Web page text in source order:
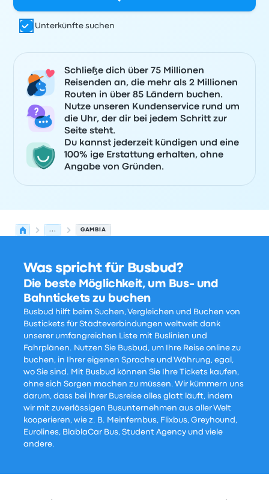
Unterkünfte suchen
Schließe dich über 75 Millionen
Reisenden an, die mehr als 2 Millionen
Routen in über 85 Ländern buchen.
Nutze unseren Kundenservice rund um
die Uhr, der dir bei jedem Schritt zur
Seite steht.
Du kannst jederzeit kündigen und eine
100% ige Erstattung erhalten, ohne
Angabe von Gründen.
... GAMBIA
Was spricht für Busbud?
Die beste Möglichkeit, um Bus- und
Bahntickets zu buchen
Busbud hilft beim Suchen, Vergleichen und Buchen von
Bustickets für Städteverbindungen weltweit dank
unserer umfangreichen Liste mit Buslinien und
Fahrplänen. Nutzen Sie Busbud, um Ihre Reise online zu
buchen, in Ihrer eigenen Sprache und Währung, egal,
wo Sie sind. Mit Busbud können Sie Ihre Tickets kaufen,
ohne sich Sorgen machen zu müssen. Wir kümmern uns
darum, dass bei Ihrer Busreise alles glatt läuft, indem
wir mit zuverlässigen Busunternehmen aus aller Welt
kooperieren, wie z. B. Meinfernbus, Flixbus, Greyhound,
Eurolines, BlablaCar Bus, Student Agency und viele
andere.